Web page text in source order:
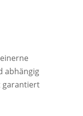
abhängig
garantiert